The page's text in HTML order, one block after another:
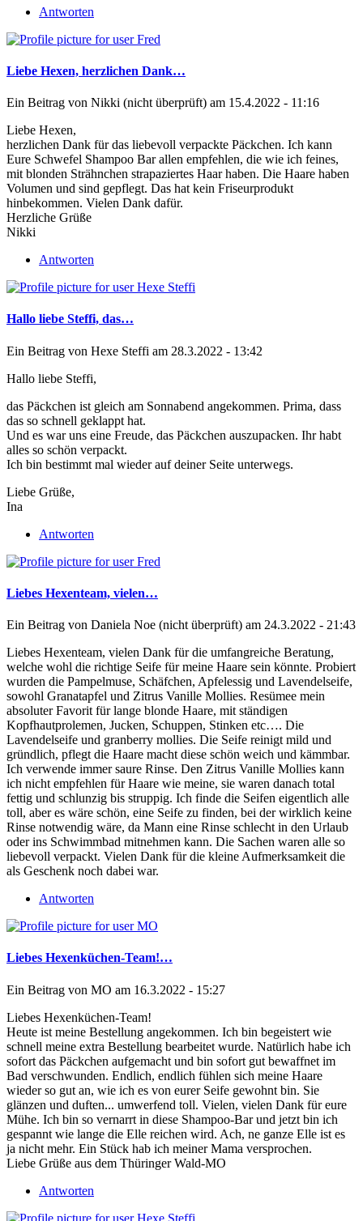
Antworten
Liebe Hexen, herzlichen Dank…
Ein Beitrag von Nikki (nicht überprüft) am 15.4.2022 - 11:16
Liebe Hexen,
herzlichen Dank für das liebevoll verpackte Päckchen. Ich kann
Eure Schwefel Shampoo Bar allen empfehlen, die wie ich feines,
mit blonden Strähnchen strapaziertes Haar haben. Die Haare haben
Volumen und sind gepflegt. Das hat kein Friseurprodukt
hinbekommen. Vielen Dank dafür.
Herzliche Grüße
Nikki
Antworten
Hallo liebe Steffi, das…
Ein Beitrag von Hexe Steffi am 28.3.2022 - 13:42
Hallo liebe Steffi,
das Päckchen ist gleich am Sonnabend angekommen. Prima, dass
das so schnell geklappt hat.
Und es war uns eine Freude, das Päckchen auszupacken. Ihr habt
alles so schön verpackt.
Ich bin bestimmt mal wieder auf deiner Seite unterwegs.
Liebe Grüße,
Ina
Antworten
Liebes Hexenteam, vielen…
Ein Beitrag von Daniela Noe (nicht überprüft) am 24.3.2022 - 21:43
Liebes Hexenteam, vielen Dank für die umfangreiche Beratung,
welche wohl die richtige Seife für meine Haare sein könnte. Probiert
wurden die Pampelmuse, Schäfchen, Apfelessig und Lavendelseife,
sowohl Granatapfel und Zitrus Vanille Mollies. Resümee mein
absoluter Favorit für lange blonde Haare, mit ständigen
Kopfhautprolemen, Jucken, Schuppen, Stinken etc…. Die
Lavendelseife und granberry mollies. Die Seife reinigt mild und
gründlich, pflegt die Haare macht diese schön weich und kämmbar.
Ich verwende immer saure Rinse. Den Zitrus Vanille Mollies kann
ich nicht empfehlen für Haare wie meine, sie waren danach total
fettig und schlunzig bis struppig. Ich finde die Seifen eigentlich alle
toll, aber es wäre schön, eine Seife zu finden, bei der wirklich keine
Rinse notwendig wäre, da Mann eine Rinse schlecht in den Urlaub
oder ins Schwimmbad mitnehmen kann. Die Sachen waren alle so
liebevoll verpackt. Vielen Dank für die kleine Aufmerksamkeit die
als Geschenk noch dabei war.
Antworten
Liebes Hexenküchen-Team!…
Ein Beitrag von MO am 16.3.2022 - 15:27
Liebes Hexenküchen-Team!
Heute ist meine Bestellung angekommen. Ich bin begeistert wie
schnell meine extra Bestellung bearbeitet wurde. Natürlich habe ich
sofort das Päckchen aufgemacht und bin sofort gut bewaffnet im
Bad verschwunden. Endlich, endlich fühlen sich meine Haare
wieder so gut an, wie ich es von eurer Seife gewohnt bin. Sie
glänzen und duften... umwerfend toll. Vielen, vielen Dank für eure
Mühe. Ich bin so vernarrt in diese Shampoo-Bar und jetzt bin ich
gespannt wie lange die Elle reichen wird. Ach, ne ganze Elle ist es
ja nicht mehr. Ein Stück hab ich meiner Mama versprochen.
Liebe Grüße aus dem Thüringer Wald-MO
Antworten